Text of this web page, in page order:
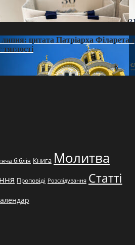
цитата Патріарха Філарета з
біблія Книга Молитва
Проповіді Розслідування Статті